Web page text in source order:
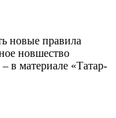
новые правила
новшество
в материале «Татар-